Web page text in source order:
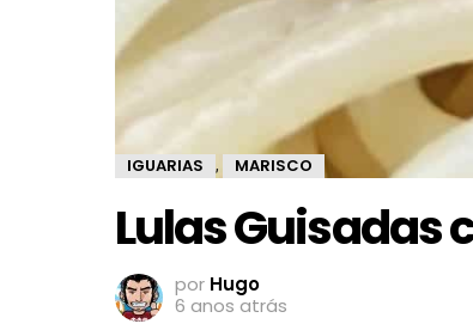
IGUARIAS , MARISCO
Lulas Guisadas
por Hugo
6 anos atrás